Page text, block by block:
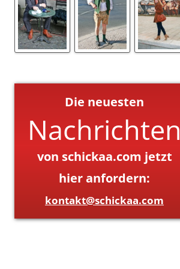
Die neuesten
Nachrichten
von schickaa.com jetzt
hier anfordern:
kontakt@schickaa.com